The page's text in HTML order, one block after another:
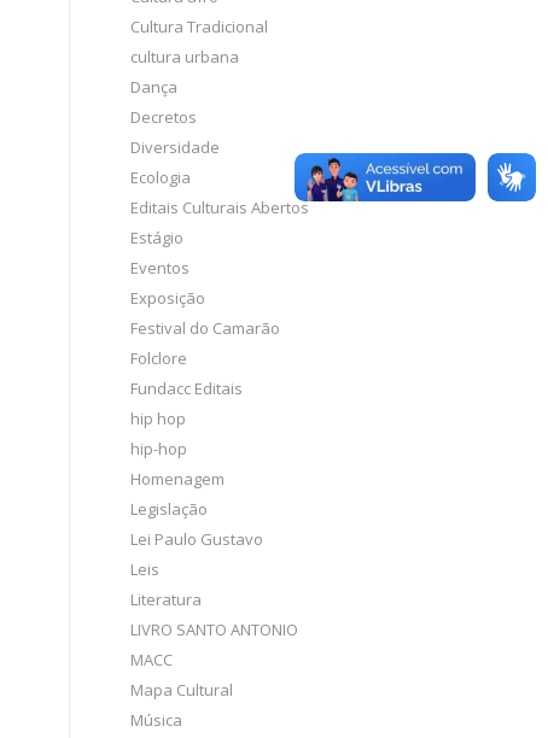
Cultura Tradicional
cultura urbana
Dança
Decretos
Diversidade
Ecologia
Editais Culturais Abertos
Estágio
Eventos
Exposição
Festival do Camarão
Folclore
Fundacc Editais
hip hop
hip-hop
Homenagem
Legislação
Lei Paulo Gustavo
Leis
Literatura
LIVRO SANTO ANTONIO
MACC
Mapa Cultural
Música